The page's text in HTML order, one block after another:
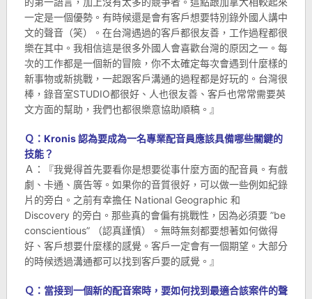
一定是一個優勢。有時候還是會有客戶想要特別錄外國人講中
文的聲音（笑）。在台灣遇過的客戶都很友善，工作過程都很
樂在其中。我相信這是很多外國人會喜歡台灣的原因之一。每
次的工作都是一個新的冒險，你不太確定每次會遇到什麼樣的
新事物或新挑戰，一起跟客戶溝通的過程都是好玩的。台灣很
棒，錄音室STUDIO都很好、人也很友善、客戶也常常需要英
文方面的幫助，我們也都很樂意協助順稿。』
Ｑ：Kronis 認為要成為一名專業配音員應該具備哪些關鍵的
技能？
Ａ：『我覺得首先要看你是想要從事什麼方面的配音員。有戲
劇、卡通、廣告等。如果你的音質很好，可以做一些例如紀錄
片的旁白。之前有幸擔任 National Geographic 和
Discovery 的旁白。那些真的會偏有挑戰性，因為必須要 ”be
conscientious” （認真謹慎）。無時無刻都要想著如何做得
好、客戶想要什麼樣的感覺。客戶一定會有一個期望。大部分
的時候透過溝通都可以找到客戶要的感覺。』
Ｑ：當接到一個新的配音案時，要如何找到最適合該案件的聲